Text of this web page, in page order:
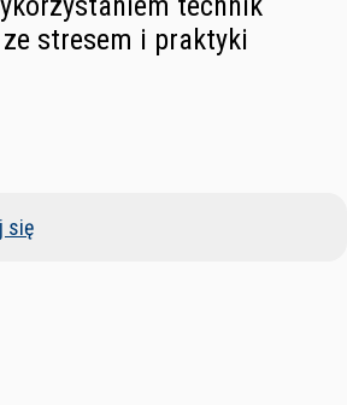
stresem i praktyki
się